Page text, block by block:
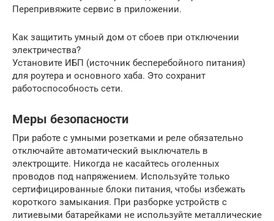
Перепривяжите сервис в приложении.
Как защитить умный дом от сбоев при отключении
электричества?
Установите ИБП (источник бесперебойного питания)
для роутера и основного хаба. Это сохранит
работоспособность сети.
Меры безопасности
При работе с умными розетками и реле обязательно
отключайте автоматический выключатель в
электрощите. Никогда не касайтесь оголенных
проводов под напряжением. Используйте только
сертифицированные блоки питания, чтобы избежать
короткого замыкания. При разборке устройств с
литиевыми батарейками не используйте металлические